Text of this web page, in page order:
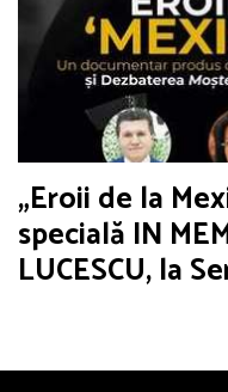
„Eroii de la
specială IN
LUCESCU, la